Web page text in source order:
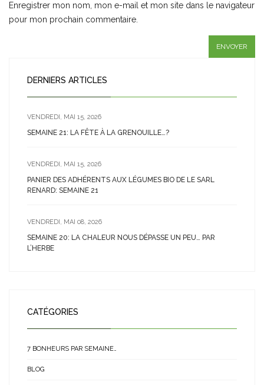
Enregistrer mon nom, mon e-mail et mon site dans le navigateur
pour mon prochain commentaire.
DERNIERS ARTICLES
VENDREDI, MAI 15, 2026
SEMAINE 21: LA FÊTE À LA GRENOUILLE…?
VENDREDI, MAI 15, 2026
PANIER DES ADHÉRENTS AUX LÉGUMES BIO DE LE SARL
RENARD: SEMAINE 21
VENDREDI, MAI 08, 2026
SEMAINE 20: LA CHALEUR NOUS DÉPASSE UN PEU… PAR
L’HERBE
CATÉGORIES
7 BONHEURS PAR SEMAINE…
BLOG